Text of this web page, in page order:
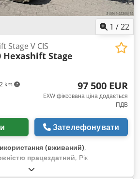
1 /22
km
Stage V CIS
Hexashift Stage
97 500 EUR
EXW фіксована ціна додається
ПДВ
Зателефонувати
(вживаний),
працездатний, Рік
, мотогодини: